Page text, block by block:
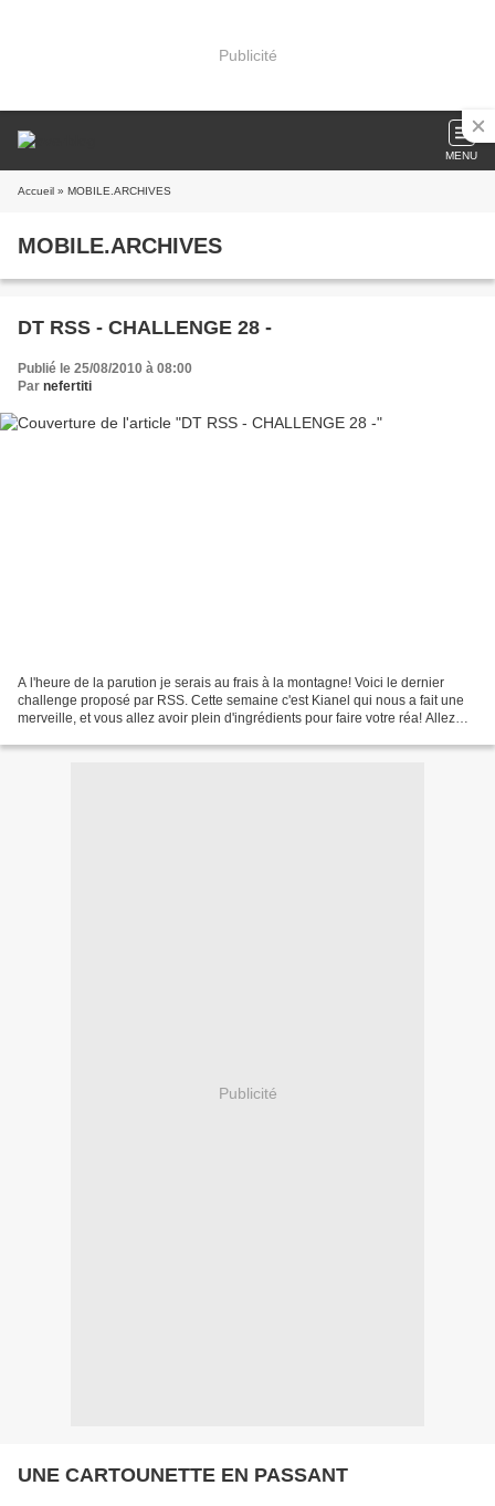
Publicité
MENU
Accueil » MOBILE.ARCHIVES
MOBILE.ARCHIVES
DT RSS - CHALLENGE 28 -
Publié le 25/08/2010 à 08:00
Par nefertiti
A l'heure de la parution je serais au frais à la montagne! Voici le dernier
challenge proposé par RSS. Cette semaine c'est Kianel qui nous a fait une
merveille, et vous allez avoir plein d'ingrédients pour faire votre réa! Allez
Publicité
UNE CARTOUNETTE EN PASSANT